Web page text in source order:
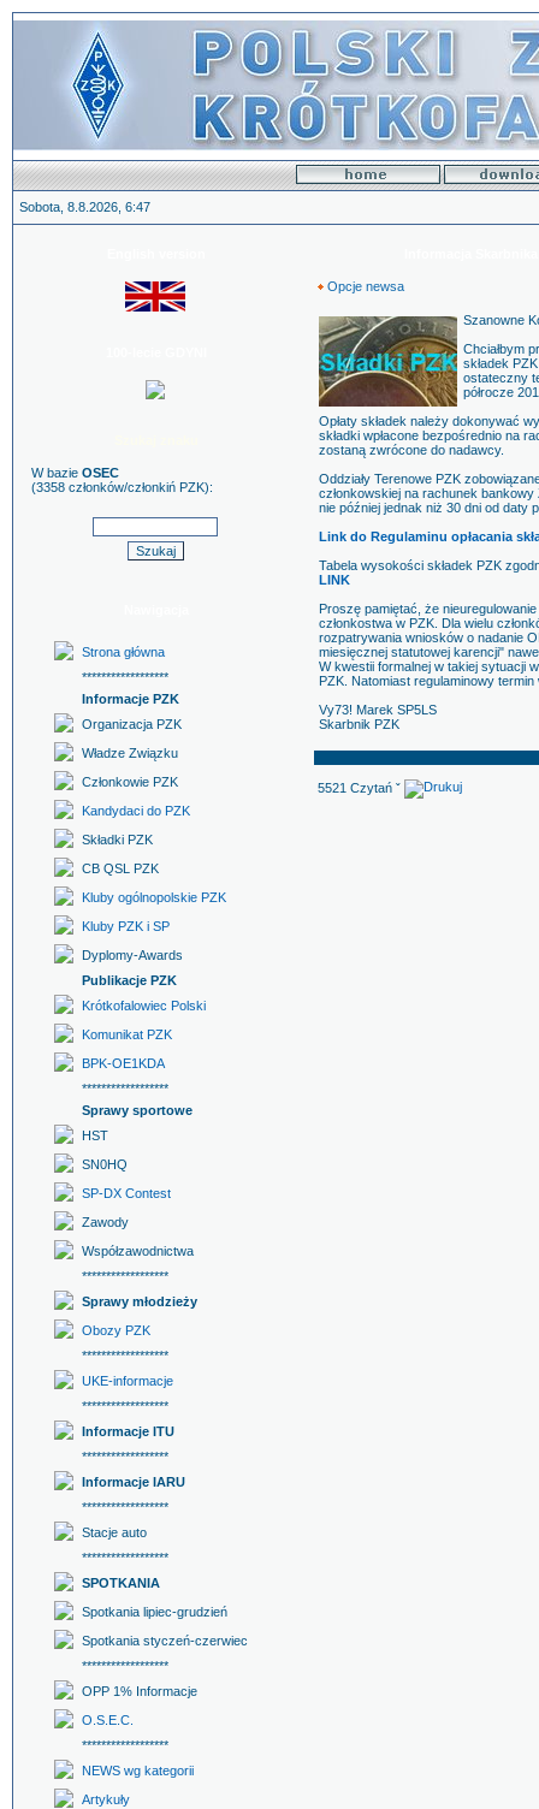
Sobota, 8.8.2026, 6:47
W bazie OSEC
(3358 członków/członkiń PZK):
Strona główna
******************
Informacje PZK
Organizacja PZK
Władze Związku
Członkowie PZK
Kandydaci do PZK
Składki PZK
CB QSL PZK
Kluby ogólnopolskie PZK
Kluby PZK i SP
Dyplomy-Awards
Publikacje PZK
Krótkofalowiec Polski
Komunikat PZK
BPK-OE1KDA
******************
Sprawy sportowe
HST
SN0HQ
SP-DX Contest
Zawody
Współzawodnictwa
******************
Sprawy młodzieży
Obozy PZK
******************
UKE-informacje
******************
Informacje ITU
******************
Informacje IARU
******************
Stacje auto
******************
SPOTKANIA
Spotkania lipiec-grudzień
Spotkania styczeń-czerwiec
******************
OPP 1% Informacje
O.S.E.C.
******************
NEWS wg kategorii
Artykuły
Opcje newsa
Szanowne
Chciałbym
składek
ostateczny
półrocze
Opłaty składek należy dokonywać
składki wpłacone bezpośrednio na
zostaną zwrócone do nadawcy.
Oddziały Terenowe PZK
członkowskiej na rachunek
nie później jednak niż 30 dni od daty
Link do Regulaminu opłacania
Tabela wysokości składek PZK
LINK
Proszę pamiętać, że
członkostwa w PZK. Dla wielu
rozpatrywania wniosków o nadanie
miesięcznej statutowej karencji"
W kwestii formalnej w takiej sytuacji
PZK. Natomiast regulaminowy termin
Vy73! Marek SP5LS
Skarbnik PZK
5521 Czytań ˇ